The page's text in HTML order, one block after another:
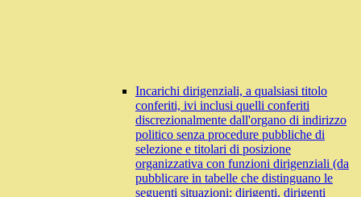
Incarichi dirigenziali, a qualsiasi titolo
conferiti, ivi inclusi quelli conferiti
discrezionalmente dall'organo di indirizzo
politico senza procedure pubbliche di
selezione e titolari di posizione
organizzativa con funzioni dirigenziali (da
pubblicare in tabelle che distinguano le
seguenti situazioni: dirigenti, dirigenti